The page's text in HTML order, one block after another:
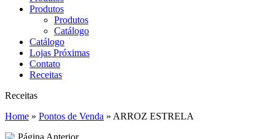
Produtos
Produtos
Catálogo
Catálogo
Lojas Próximas
Contato
Receitas
Receitas
Home » Pontos de Venda » ARROZ ESTRELA
Página Anterior